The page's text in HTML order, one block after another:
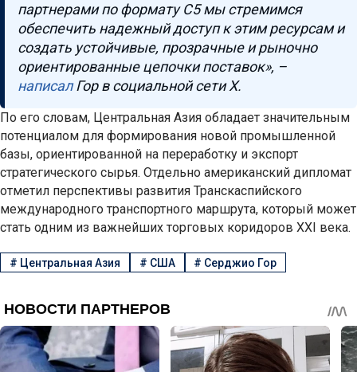
партнерами по формату C5 мы стремимся
обеспечить надежный доступ к этим ресурсам и
создать устойчивые, прозрачные и рыночно
ориентированные цепочки поставок», –
написалГор в социальной сети X.
По его словам, Центральная Азия обладает значительным
потенциалом для формирования новой промышленной
базы, ориентированной на переработку и экспорт
стратегического сырья. Отдельно американский дипломат
отметил перспективы развития Транскаспийского
международного транспортного маршрута, который может
стать одним из важнейших торговых коридоров XXI века.
# Центральная Азия # США # Серджио Гор